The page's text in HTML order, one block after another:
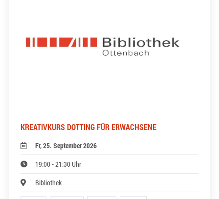
KREATIVKURS DOTTING FÜR ERWACHSENE
Fr, 25. September 2026
19:00 - 21:30 Uhr
Bibliothek